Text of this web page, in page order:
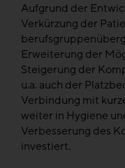
Aufgrund der
Verkürzung der
Erweiterung der
Steigerung der
u.a. auch der
Verbindung mit
weiter in Hygiene
Verbesserung des
investiert.